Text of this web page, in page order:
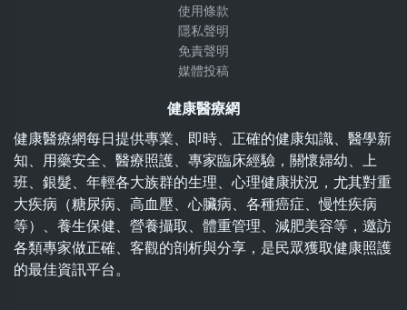
使用條款
隱私聲明
免責聲明
媒體投稿
健康醫療網
健康醫療網每日提供專業、即時、正確的健康知識、醫學新
知、用藥安全、醫療照護、專家臨床經驗，關懷婦幼、上
班、銀髮、年輕各大族群的生理、心理健康狀況，尤其對重
大疾病（糖尿病、高血壓、心臟病、各種癌症、慢性疾病
等）、養生保健、營養攝取、體重管理、減肥美容等，邀訪
各類專家做正確、客觀的剖析與分享，是民眾獲取健康照護
的最佳資訊平台。